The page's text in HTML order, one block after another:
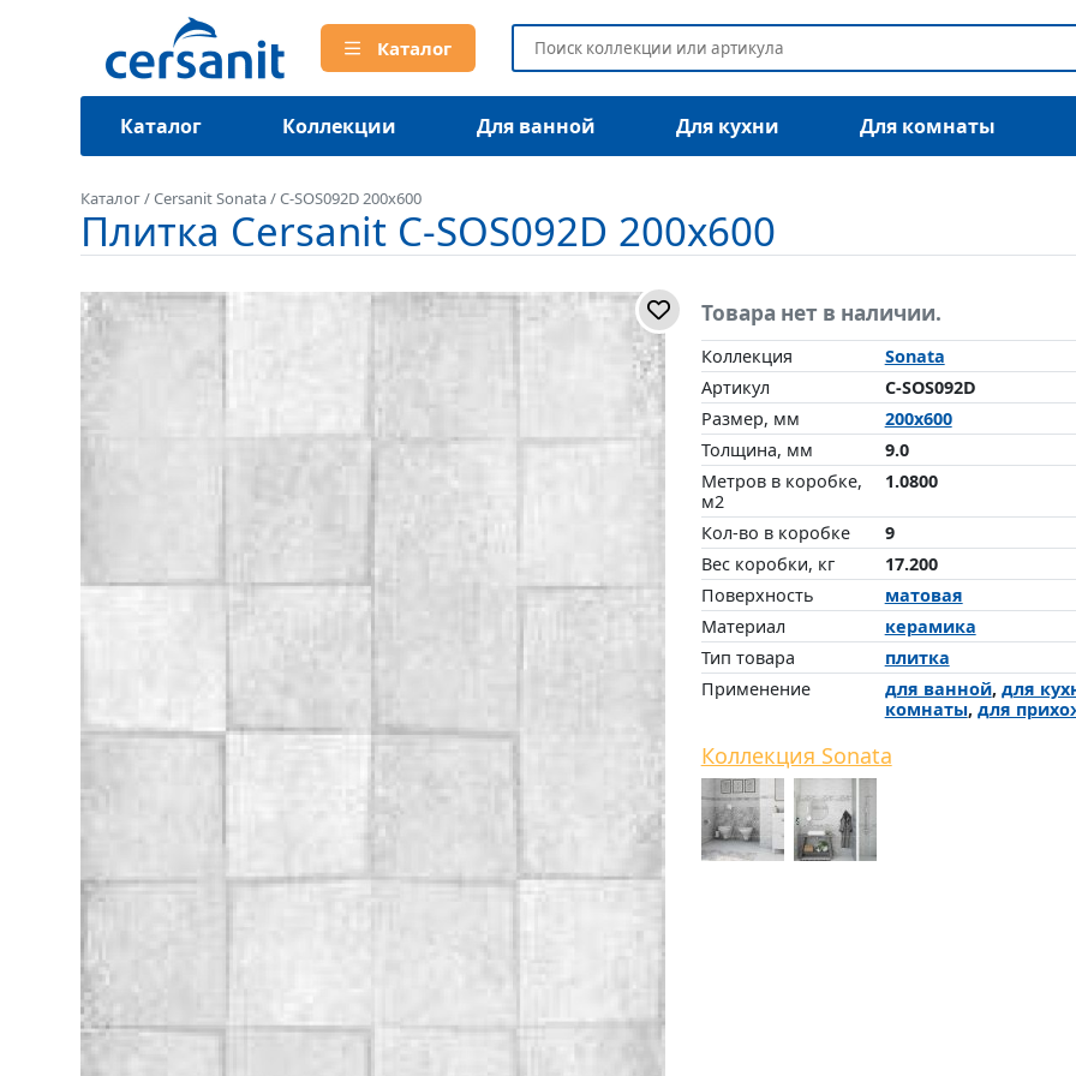
Каталог
Каталог Коллекции Для ванной Для кухни Для комнаты
Каталог/Cersanit Sonata/C-SOS092D 200x600
Плитка Cersanit C-SOS092D 200x600
Товара нет в наличии.
Коллекция
Sonata
Артикул
C-SOS092D
Размер, мм
200x600
Толщина, мм
9.0
Метров в коробке,
м2
1.0800
Кол-во в коробке
9
Вес коробки, кг
17.200
Поверхность
матовая
Материал
керамика
Тип товара
плитка
Применение
для ванной, для
комнаты, для
Коллекция Sonata